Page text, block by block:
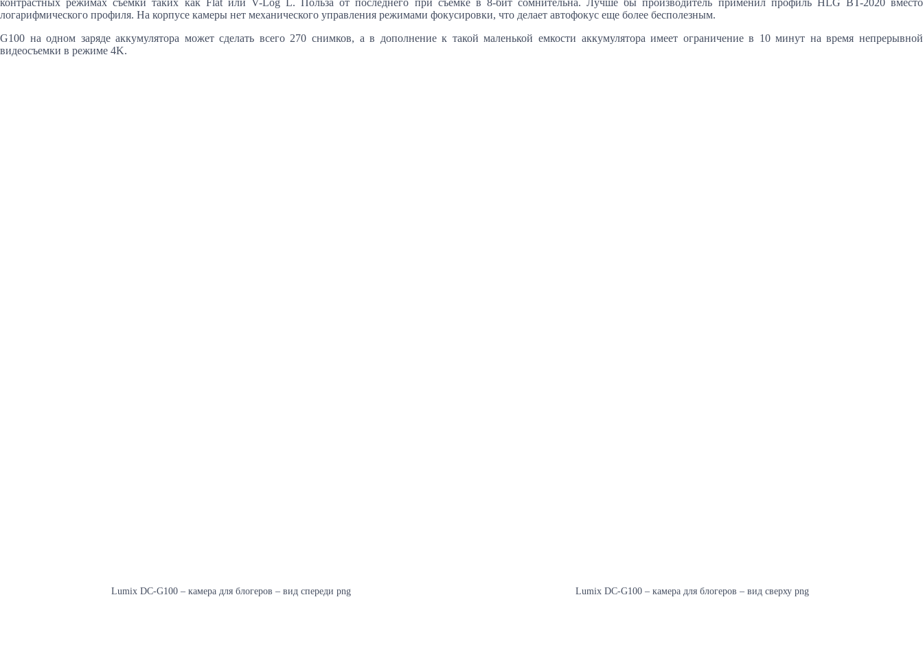
логарифмического профиля. На корпусе камеры нет механического управления режимами фокусировки, что делает автофокус еще более бесполезным.
G100 на одном заряде аккумулятора может сделать всего 270 снимков, а в дополнение к такой маленькой емкости аккумулятора имеет ограничение в 10 минут на время непрерывной
видеосъемки в режиме 4K.
Lumix DC-G100 – камера для блогеров – вид спереди png Lumix DC-G100 – камера для блогеров – вид сверху png